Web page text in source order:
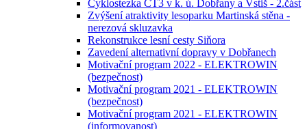
Cyklostezka CT3 v k. ú. Dobřany a Vstiš - 2.část
Zvýšení atraktivity lesoparku Martinská stěna -
nerezová skluzavka
Rekonstrukce lesní cesty Siňora
Zavedení alternativní dopravy v Dobřanech
Motivační program 2022 - ELEKTROWIN
(bezpečnost)
Motivační program 2021 - ELEKTROWIN
(bezpečnost)
Motivační program 2021 - ELEKTROWIN
(informovanost)